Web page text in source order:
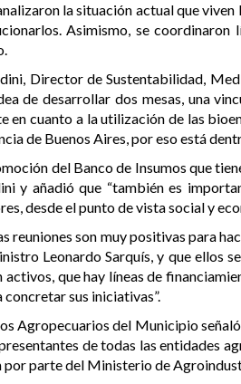
la situación actual que
Asimismo, se
Director de Sustentabilidad,
de desarrollar dos mesas, una
en cuanto a la utilización de las
de Buenos Aires, por eso está
del Banco de Insumos que
y añadió que “también es
desde el punto de vista social y
son muy positivas para
Leonardo Sarquís, y que ellos
que hay líneas de
sus iniciativas”.
Agropecuarios del Municipio
de todas las entidades
parte del Ministerio de